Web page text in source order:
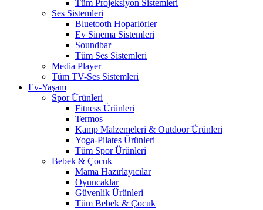
Tüm Projeksiyon Sistemleri
Ses Sistemleri
Bluetooth Hoparlörler
Ev Sinema Sistemleri
Soundbar
Tüm Ses Sistemleri
Media Player
Tüm TV-Ses Sistemleri
Ev-Yaşam
Spor Ürünleri
Fitness Ürünleri
Termos
Kamp Malzemeleri & Outdoor Ürünleri
Yoga-Pilates Ürünleri
Tüm Spor Ürünleri
Bebek & Çocuk
Mama Hazırlayıcılar
Oyuncaklar
Güvenlik Ürünleri
Tüm Bebek & Çocuk